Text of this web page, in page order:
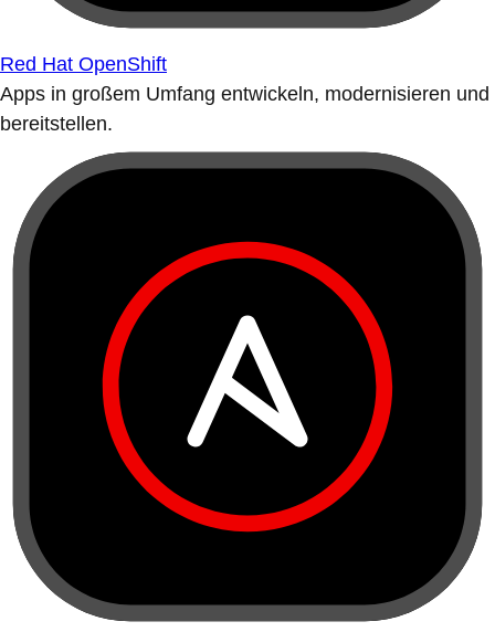
Red Hat OpenShift
Apps in großem Umfang entwickeln, modernisieren und
bereitstellen.